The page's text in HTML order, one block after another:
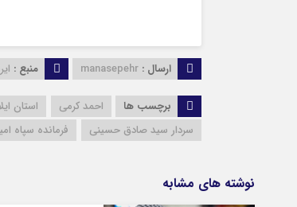
ارسال : manasepehr منبع :
برچسب ها احمد کرمی استان
سردار سید صادق حسینی
فرمانده سپاه
نوشته های مشابه